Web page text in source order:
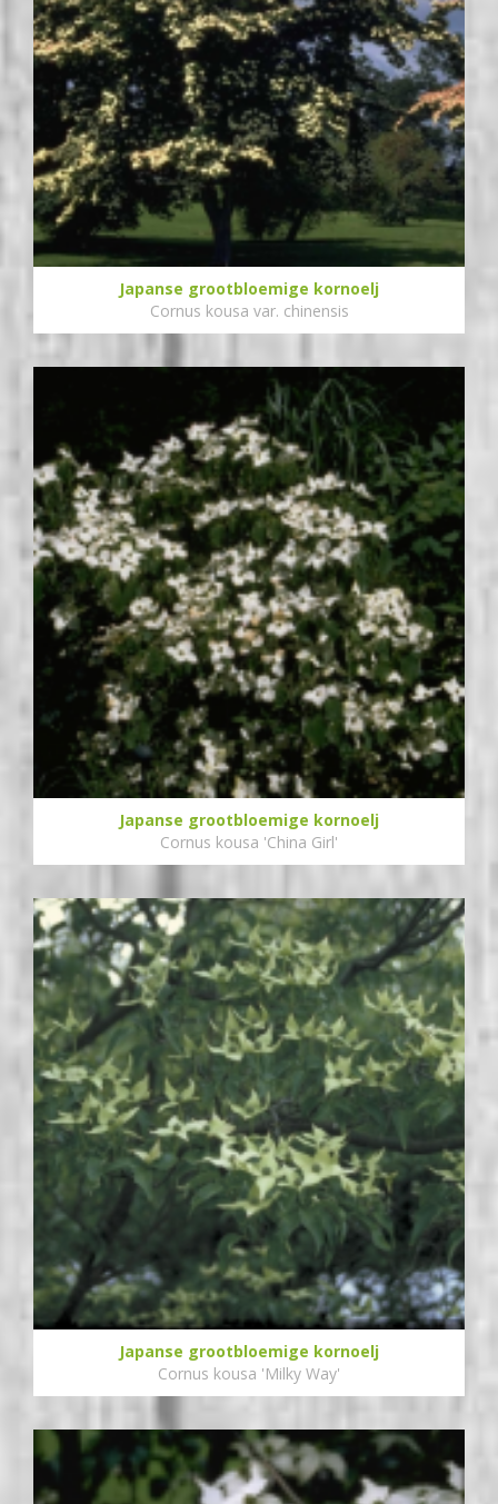
Japanse grootbloemige kornoelj
Cornus kousa var. chinensis
Japanse grootbloemige kornoelj
Cornus kousa 'China Girl'
Japanse grootbloemige kornoelj
Cornus kousa 'Milky Way'